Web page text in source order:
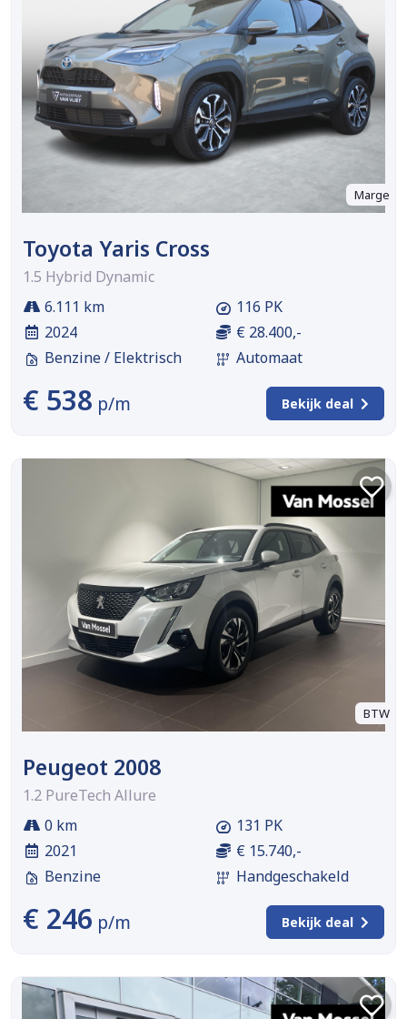
Marge
Toyota Yaris Cross
1.5 Hybrid Dynamic
6.111 km
2024
Benzine / Elektrisch
116 PK
€ 28.400,-
Automaat
€ 538 p/m Bekijk deal
BTW
Peugeot 2008
1.2 PureTech Allure
0 km
2021
Benzine
131 PK
€ 15.740,-
Handgeschakeld
€ 246 p/m Bekijk deal